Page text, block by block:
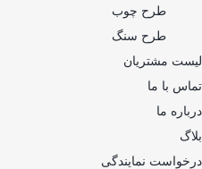
طرح چوب
طرح سنگ
لیست مشتریان
تماس با ما
درباره ما
بلاگ
درخواست نمایندگی